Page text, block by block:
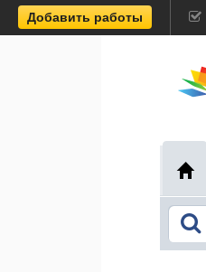
Добавить работы